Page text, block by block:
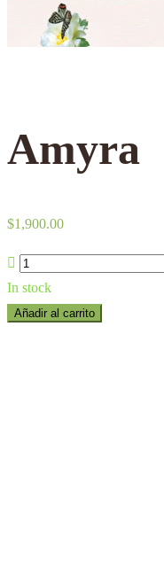
Amyra
$1,900.00
Amyra
quantity
In stock
Añadir al carrito